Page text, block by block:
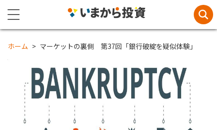
ホーム マーケットの裏側 第37回「銀行破綻を疑似体験」